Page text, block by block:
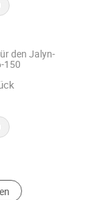
den Jalyn-
150
Andere Motorsteile und Zusatz